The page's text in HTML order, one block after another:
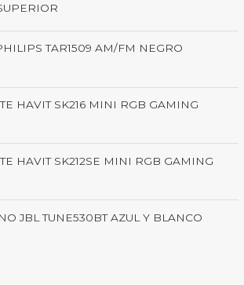
TAR1509 AM/FM NEGRO
HAVIT SK216 MINI RGB GAMING
HAVIT SK212SE MINI RGB GAMING
JBL TUNE530BT AZUL Y BLANCO